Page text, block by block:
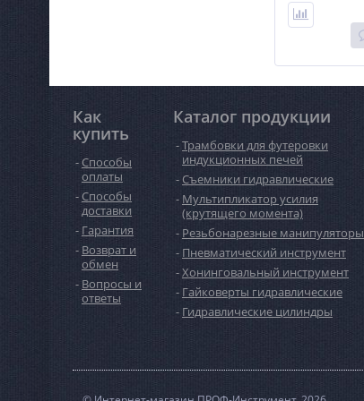
Как
купить
Способы
оплаты
Способы
доставки
Гарантия
Возврат и
обмен
Вопросы и
ответы
Каталог продукции
Трамбовки для футеровки
индукционных печей
Съемники гидравлические
Мультипликатор усилия
(крутящего момента)
Резьбонарезные манипуляторы
Пневматический инструмент
Хонинговальный инструмент
Гайковерты гидравлические
Гидравлические цилиндры